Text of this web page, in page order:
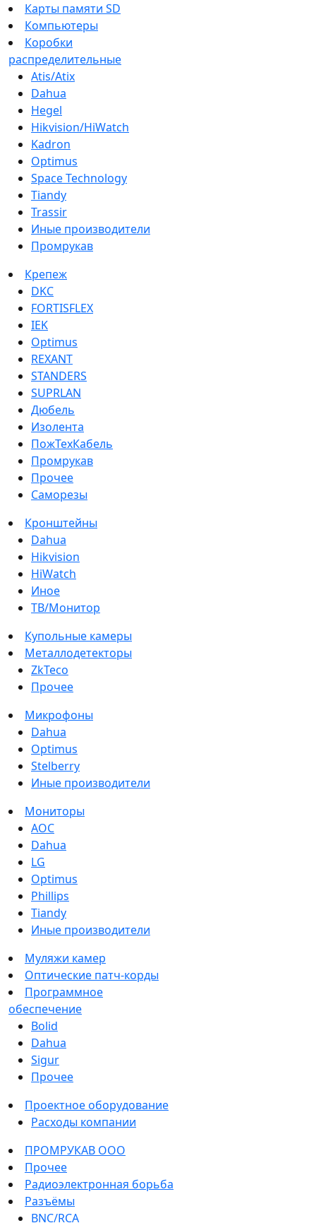
Карты памяти SD
Компьютеры
Коробки
распределительные
Atis/Atix
Dahua
Hegel
Hikvision/HiWatch
Kadron
Optimus
Space Technology
Tiandy
Trassir
Иные производители
Промрукав
Крепеж
DKC
FORTISFLEX
IEK
Optimus
REXANT
STANDERS
SUPRLAN
Дюбель
Изолента
ПожТехКабель
Промрукав
Прочее
Саморезы
Кронштейны
Dahua
Hikvision
HiWatch
Иное
ТВ/Монитор
Купольные камеры
Металлодетекторы
ZkTeco
Прочее
Микрофоны
Dahua
Optimus
Stelberry
Иные производители
Мониторы
AOC
Dahua
LG
Optimus
Phillips
Tiandy
Иные производители
Муляжи камер
Оптические патч-корды
Программное
обеспечение
Bolid
Dahua
Sigur
Прочее
Проектное оборудование
Расходы компании
ПРОМРУКАВ ООО
Прочее
Радиоэлектронная борьба
Разъёмы
BNC/RCA